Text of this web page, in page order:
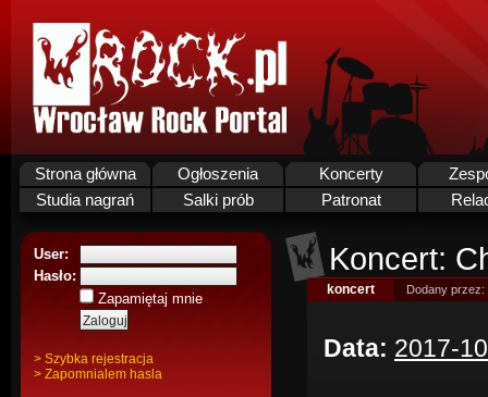
Strona główna Ogłoszenia Koncerty
Studia nagrań
Salki prób Patronat
User:
Hasło:
Zapamiętaj mnie
> Szybka rejestracja
> Zapomnialem hasla
Koncert:
koncert Dodany przez:
Data: 2017-